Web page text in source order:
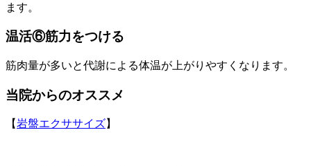
ます。
温活⑥筋力をつける
筋肉量が多いと代謝による体温が上がりやすくなります。
当院からのオススメ
【岩盤エクササイズ】